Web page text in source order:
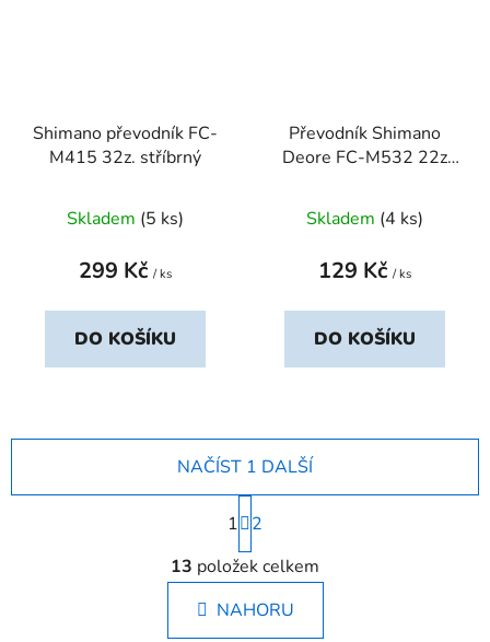
Shimano převodník FC-
M415 32z. stříbrný
Skladem (5 ks)
299 Kč / ks
DO KOŠÍKU
Převodník Shimano
Deore FC-M532 22z
Skladem (4 ks)
129 Kč / ks
DO KOŠÍKU
O
v
l
á
NAČÍST 1 DALŠÍ
S
t
r
á
n
k
1
2
13 položek celkem
NAHORU